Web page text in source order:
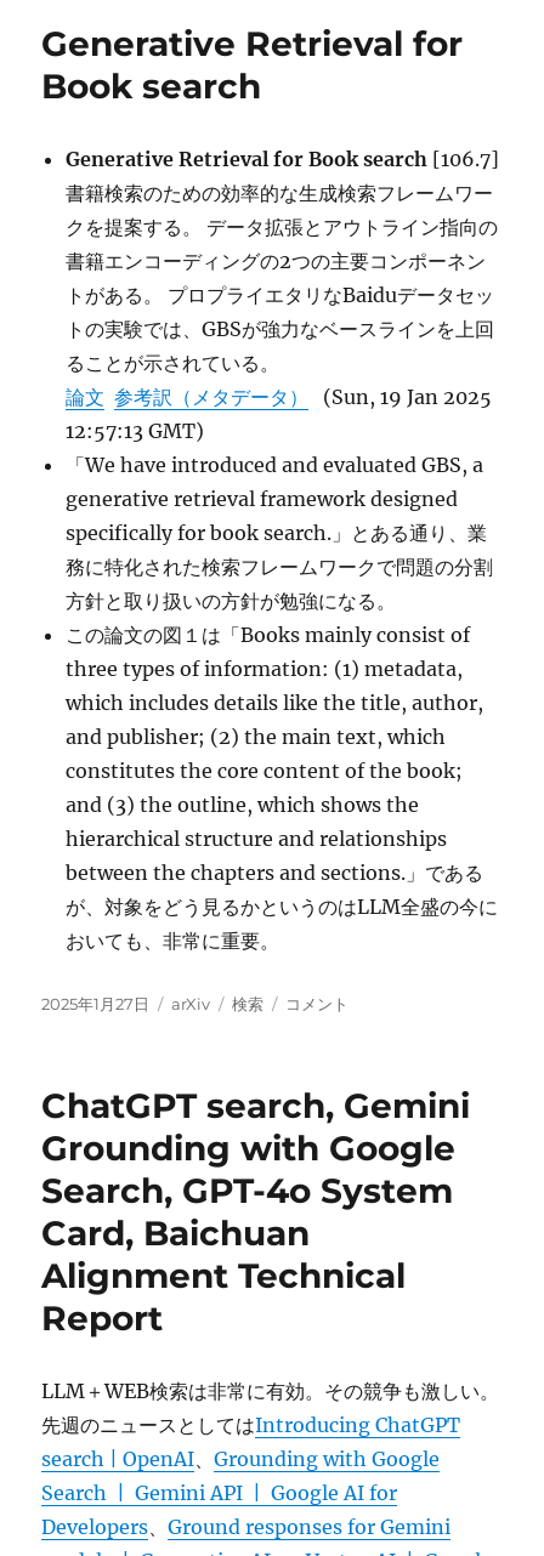
ー
to
Engines
with
Reinforcement
に
Generative Retrieval for
Book search
Generative Retrieval for Book search [106.7]
書籍検索のための効率的な生成検索フレームワー
クを提案する。 データ拡張とアウトライン指向の
書籍エンコーディングの2つの主要コンポーネン
トがある。 プロプライエタリなBaiduデータセッ
トの実験では、GBSが強力なベースラインを上回
ることが示されている。
論文 参考訳（メタデータ）
(Sun, 19 Jan 2025
12:57:13 GMT)
「We have introduced and evaluated GBS, a
generative retrieval framework designed
specifically for book search.」とある通り、業
務に特化された検索フレームワークで問題の分割
方針と取り扱いの方針が勉強になる。
この論文の図１は「Books mainly consist of
three types of information: (1) metadata,
which includes details like the title, author,
and publisher; (2) the main text, which
constitutes the core content of the book;
and (3) the outline, which shows the
hierarchical structure and relationships
between the chapters and sections.」である
が、対象をどう見るかというのはLLM全盛の今に
おいても、非常に重要。
投
2025年1月27日
カ
ー
arXiv
タ
検索
Generative
search
コメント
ChatGPT search, Gemini
Grounding with Google
Search, GPT-4o System
Card, Baichuan
Alignment Technical
Report
LLM＋WEB検索は非常に有効。その競争も激しい。
先週のニュースとしてはIntroducing ChatGPT
search | OpenAI、Grounding with Google
Search | Gemini API | Google AI for
Developers、Ground responses for Gemini